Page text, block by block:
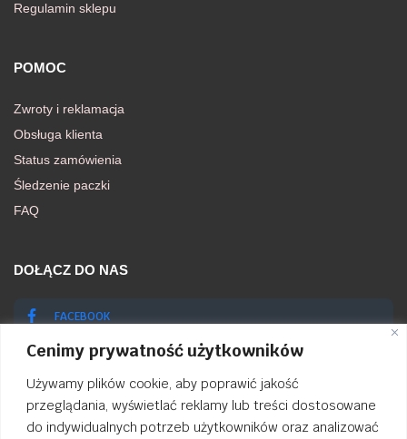
Cenimy prywatność użytkowników
Używamy plików cookie, aby poprawić jakość
przeglądania, wyświetlać reklamy lub treści dostosowane
do indywidualnych potrzeb użytkowników oraz analizować
Regulamin sklepu
POMOC
Zwroty i reklamacja
Obsługa klienta
Status zamówienia
Śledzenie paczki
FAQ
DOŁĄCZ DO NAS
FACEBOOK
INSTAGRAM